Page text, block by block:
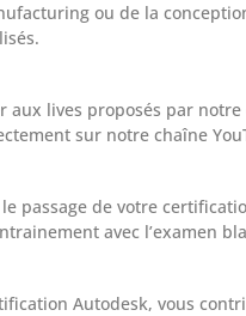
ou de la
aux lives proposés par
sur notre chaîne
passage de votre
avec l’examen
Autodesk, vous